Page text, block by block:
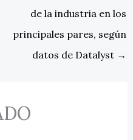
de la industria en los
principales pares, según
datos de Datalyst →